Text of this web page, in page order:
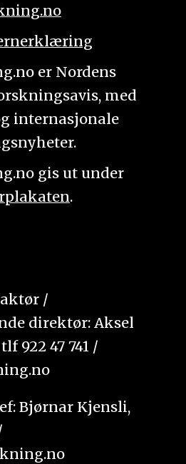
er Nordens
med
internasjonale
gis ut under
.
/
direktør: Aksel
922 47 741 /
Bjørnar Kjensli,